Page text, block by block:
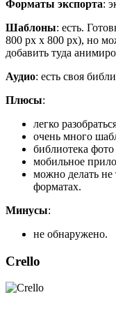
Форматы экспорта:
Шаблоны: есть.
800 рх х 800 рх), но
добавить туда
Аудио: есть своя
Плюсы:
легко
очень много
библиотека
мобильное
можно делать не
форматах.
Минусы:
не обнаружено.
Crello